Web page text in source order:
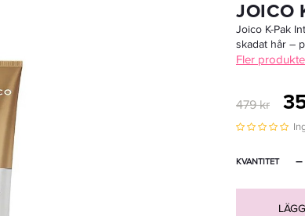
Passar din JOICO
Joico K-Pak
skadat hår –
Fler
479 kr
KVANTITET −